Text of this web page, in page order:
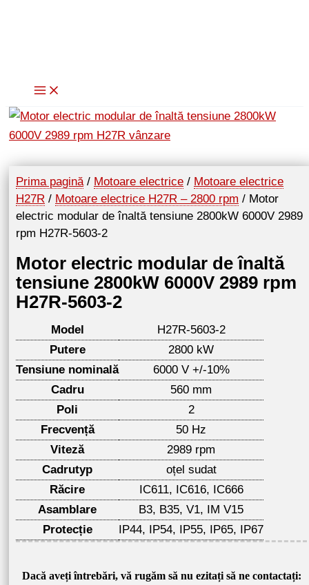
Prima pagină/ Motoare electrice / Motoare electrice
H27R / Motoare electrice H27R – 2800 rpm / Motor
electric modular de înaltă tensiune 2800kW 6000V 2989
rpm H27R-5603-2
Motor electric modular de înaltă
tensiune 2800kW 6000V 2989 rpm
H27R-5603-2
Model
H27R-5603-2
Putere
2800 kW
Tensiune nominală
6000 V +/-10%
Cadru
560 mm
Poli
2
Frecvență
50 Hz
Viteză
2989 rpm
Cadrutyp
oțel sudat
Răcire
IC611, IC616, IC666
Asamblare
B3, B35, V1, IM V15
Protecție
IP44, IP54, IP55, IP65, IP67
Dacă aveți întrebări, vă rugăm să nu ezitați să ne contactați: